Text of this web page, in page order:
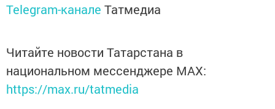
Telegram-канале Татмедиа
Читайте новости Татарстана в
национальном мессенджере MАХ:
https://max.ru/tatmedia